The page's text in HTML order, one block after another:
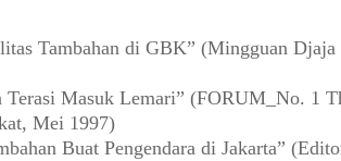
Tambahan di GBK” (Mingguan
Terasi Masuk Lemari” (FORUM_No. 1
Mei 1997)
Buat Pengendara di Jakarta”